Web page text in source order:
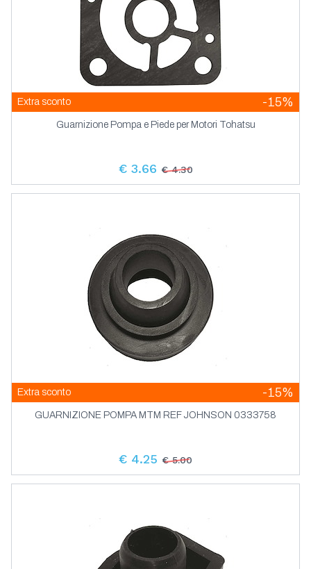
Extra sconto -15%
Guarnizione Pompa e Piede per Motori Tohatsu
€ 3.66 € 4.30
Extra sconto -15%
GUARNIZIONE POMPA MTM REF JOHNSON 0333758
€ 4.25 € 5.00